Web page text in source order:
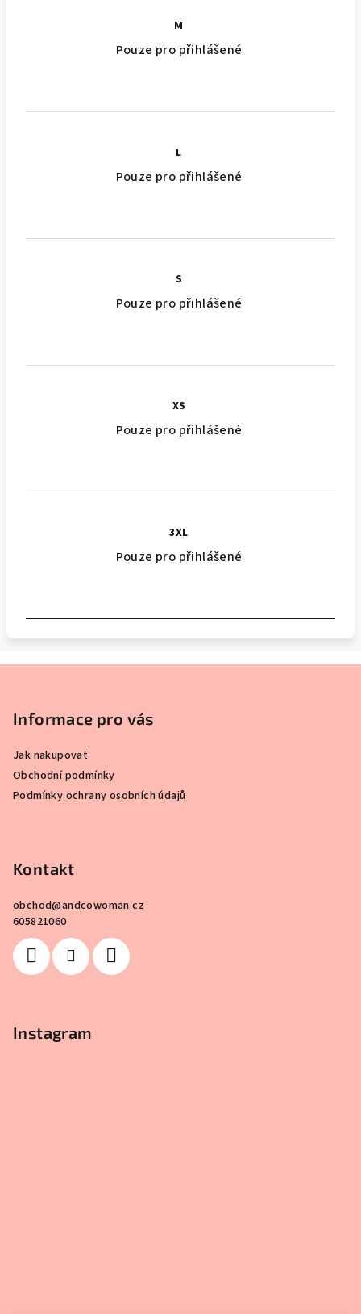
M
Pouze pro přihlášené
L
Pouze pro přihlášené
S
Pouze pro přihlášené
XS
Pouze pro přihlášené
3XL
Pouze pro přihlášené
Informace pro vás
Jak nakupovat
Obchodní podmínky
Podmínky ochrany osobních údajů
Kontakt
obchod@andcowoman.cz
605821060
Instagram